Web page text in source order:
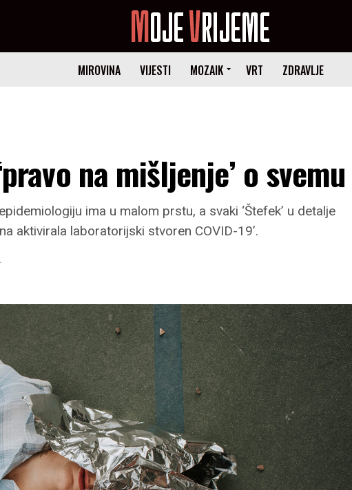
MIROVINA VIJESTI MOZAIK VRT ZDRAVLJE
na mišljenje’ o svemu
ima u malom prstu, a svaki ‘Štefek’ u detalje
aktivirala laboratorijski stvoren COVID-19’.